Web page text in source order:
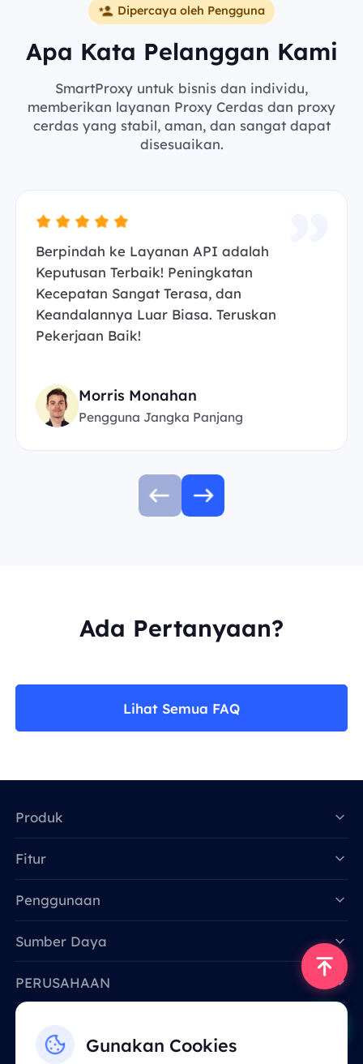
Dipercaya oleh Pengguna
Apa Kata Pelanggan Kami
SmartProxy untuk bisnis dan individu,
memberikan layanan Proxy Cerdas dan proxy
cerdas yang stabil, aman, dan sangat dapat
disesuaikan.
Berpindah ke Layanan API adalah
Keputusan Terbaik! Peningkatan
Kecepatan Sangat Terasa, dan
Keandalannya Luar Biasa. Teruskan
Pekerjaan Baik!
Morris Monahan
Pengguna Jangka Panjang
Ada Pertanyaan?
Lihat Semua FAQ
Gunakan Cookies
Produk
Fitur
Penggunaan
Sumber Daya
PERUSAHAAN
Email: support@smartproxy.org